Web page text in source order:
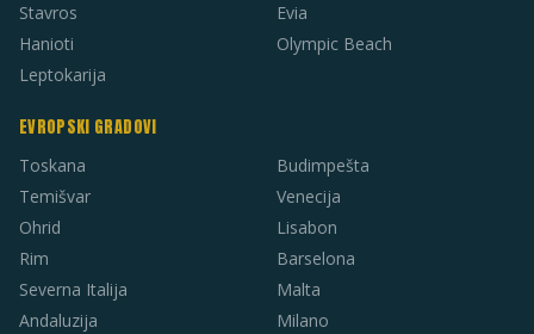
Stavros
Hanioti
Leptokarija
Evia
Olympic Beach
EVROPSKI GRADOVI
Toskana
Temišvar
Ohrid
Rim
Severna Italija
Andaluzija
Budimpešta
Venecija
Lisabon
Barselona
Malta
Milano